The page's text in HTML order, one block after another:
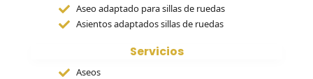
Aseo adaptado para sillas de ruedas
Asientos adaptados sillas de ruedas
Servicios
Aseos